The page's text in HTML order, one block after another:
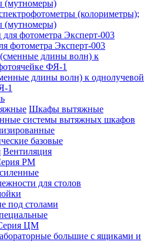
(колориметры);
(мутномеры)
фотометра Эксперт-003
длины волн) к однолучевой
1
Шкафы вытяжные
системы вытяжных шкафов
базовые
Вентиляция
РМ
для столов
под столами
ЦМ
большие с ящиками и